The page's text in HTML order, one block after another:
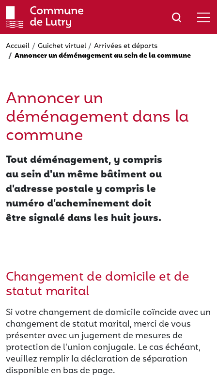
Aller
au
contenu
principal
Accueil Guichet virtuel
Arrivées et départs
Annoncer un déménagement au sein de la commune
Annoncer un
déménagement dans la
commune
Tout déménagement, y compris
au sein d'un même bâtiment ou
d'adresse postale y compris le
numéro d'acheminement doit
être signalé dans les huit jours.
Changement de domicile et de
statut marital
Si votre changement de domicile coïncide avec un
changement de statut marital, merci de vous
présenter avec un jugement de mesures de
protection de l'union conjugale. Le cas échéant,
veuillez remplir la déclaration de séparation
disponible en bas de page.